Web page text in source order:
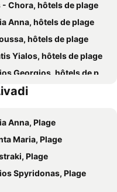
Tarsa
Homes Paros
Studios
Studios and Suites Plaka
Studios
Blue
Beach Art Hotel
Island Hotel
Studios & Apartments
- Chora, hôtels de plage
Anna, hôtels de plage
hôtels de plage
Yialos, hôtels de plage
Georgios, hôtels de plage
hôtels de plage
Stefanos, hôtels de plage
Livadi, hôtels de plage
- Paros, hôtels de plage
hôtels de plage
Anna, Plage
Maria, Plage
Plage
Spyridonas, Plage